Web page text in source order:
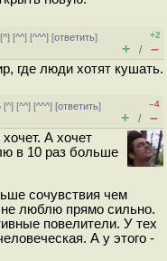
^] [^^] [^^^] [ответить]
+2
+ / –
где люди хотят кушать.
[^] [^^] [^^^] [ответить]
–4
+ / –
А хочет
в 10 раз больше
сочувствия чем
люблю прямо сильно.
повелители. У тех
А у этого -